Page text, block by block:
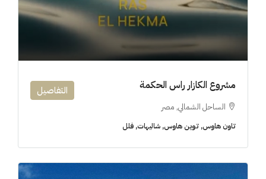
مشروع الكازار راس الحكمة
الساحل الشمالي, مصر
تاون هاوس, توين هاوس, شاليهات, فلل
التفاصيل